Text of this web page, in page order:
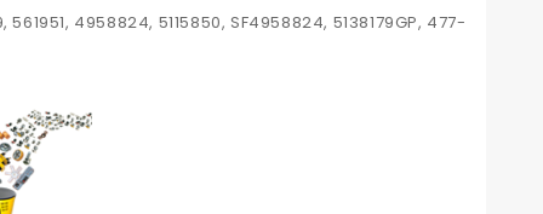
4958824, 5115850, SF4958824, 5138179GP, 477-